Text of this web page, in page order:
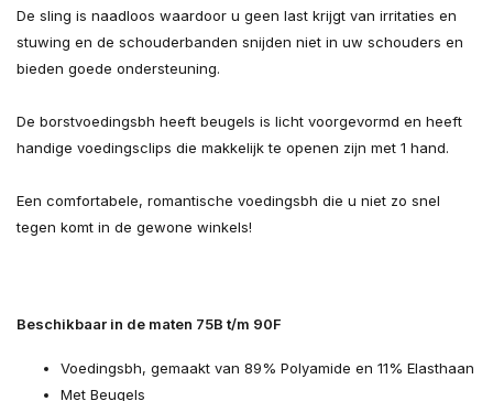
De sling is naadloos waardoor u geen last krijgt van irritaties en
stuwing en de schouderbanden snijden niet in uw schouders en
bieden goede ondersteuning.
De borstvoedingsbh heeft beugels is licht voorgevormd en heeft
handige voedingsclips die makkelijk te openen zijn met 1 hand.
Een comfortabele, romantische voedingsbh die u niet zo snel
tegen komt in de gewone winkels!
Beschikbaar in de maten 75B t/m 90F
Voedingsbh, gemaakt van 89% Polyamide en 11% Elasthaan
Met Beugels